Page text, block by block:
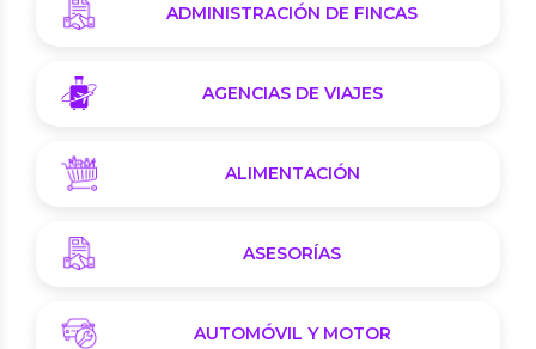
ADMINISTRACIÓN DE FINCAS
AGENCIAS DE VIAJES
ALIMENTACIÓN
ASESORÍAS
AUTOMÓVIL Y MOTOR